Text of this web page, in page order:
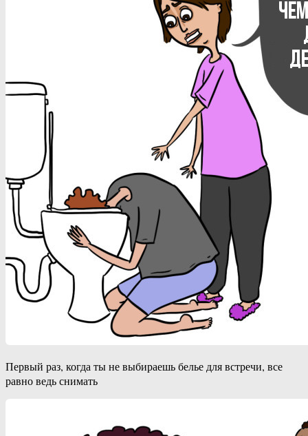
Первый раз, когда ты не выбираешь белье для встречи, все
равно ведь снимать